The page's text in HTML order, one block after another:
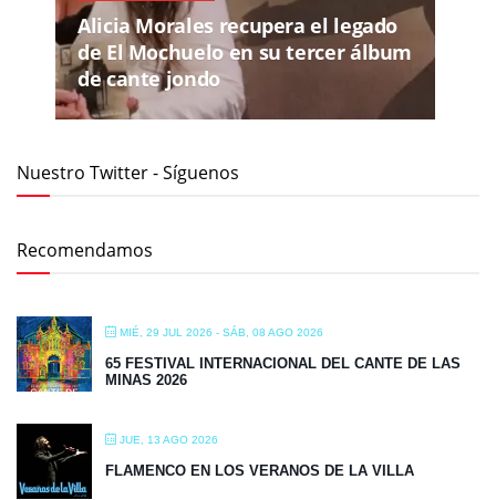
Alicia Morales recupera el legado
de El Mochuelo en su tercer álbum
de cante jondo
Nuestro Twitter - Síguenos
Recomendamos
MIÉ, 29 JUL 2026 - SÁB, 08 AGO 2026
65 FESTIVAL INTERNACIONAL DEL CANTE DE LAS
MINAS 2026
JUE, 13 AGO 2026
FLAMENCO EN LOS VERANOS DE LA VILLA